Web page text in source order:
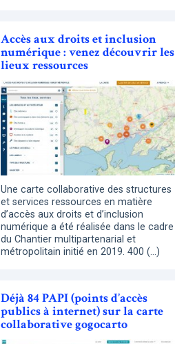
Accès aux droits et inclusion
numérique : venez découvrir les
lieux ressources
Une carte collaborative des structures
et services ressources en matière
d’accès aux droits et d’inclusion
numérique a été réalisée dans le cadre
du Chantier multipartenarial et
métropolitain initié en 2019. 400 (…)
Déjà 84 PAPI (points d’accès
publics à internet) sur la carte
collaborative gogocarto